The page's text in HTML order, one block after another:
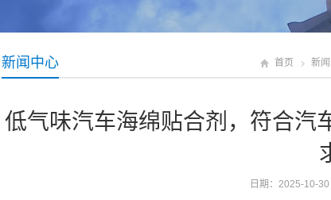
新闻中心 首页 新
低气味汽车海绵贴合剂，符合汽
日期：2025-10-